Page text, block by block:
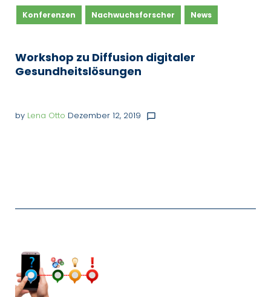
Konferenzen Nachwuchsforscher News
Workshop zu Diffusion digitaler
Gesundheitslösungen
by Lena Otto Dezember 12, 2019 chat_bubble_outline